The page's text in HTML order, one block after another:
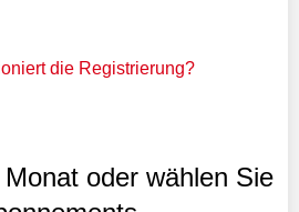
die Registrierung?
oder wählen Sie